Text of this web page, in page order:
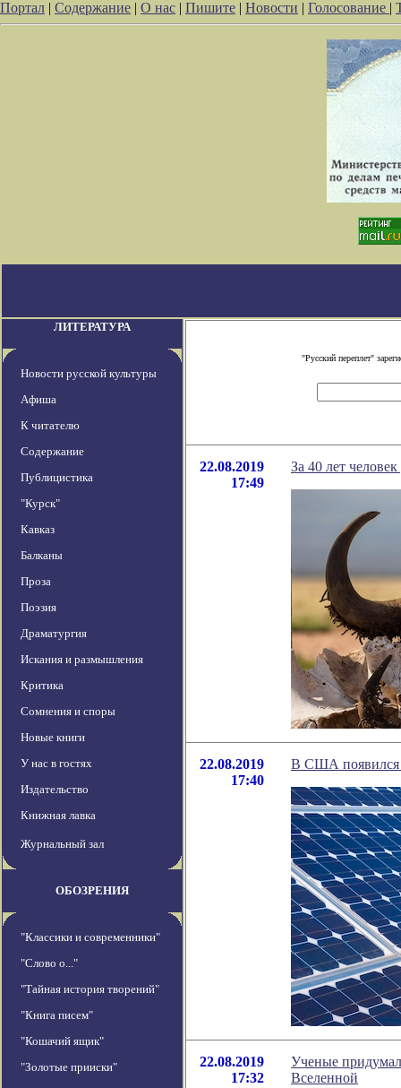
Портал | Содержание | О нас | Пишите | Новости | Голосование |
ЛИТЕРАТУРА
Новости русской культуры
Афиша
К читателю
Содержание
Публицистика
"Курск"
Кавказ
Балканы
Проза
Поэзия
Драматургия
Искания и размышления
Критика
Сомнения и споры
Новые книги
У нас в гостях
Издательство
Книжная лавка
Журнальный зал
ОБОЗРЕНИЯ
"Классики и современники"
"Слово о..."
"Тайная история творений"
"Книга писем"
"Кошачий ящик"
"Золотые прииски"
"Русский переплет"
22.08.2019
17:49
За 40 лет
22.08.2019
17:40
В США появился
22.08.2019
17:32
Ученые
Вселенной